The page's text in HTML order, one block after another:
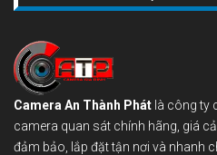
Camera An Thành Phát là công ty
camera quan sát chính hãng, giá
đảm bảo, lắp đặt tận nơi và nhanh